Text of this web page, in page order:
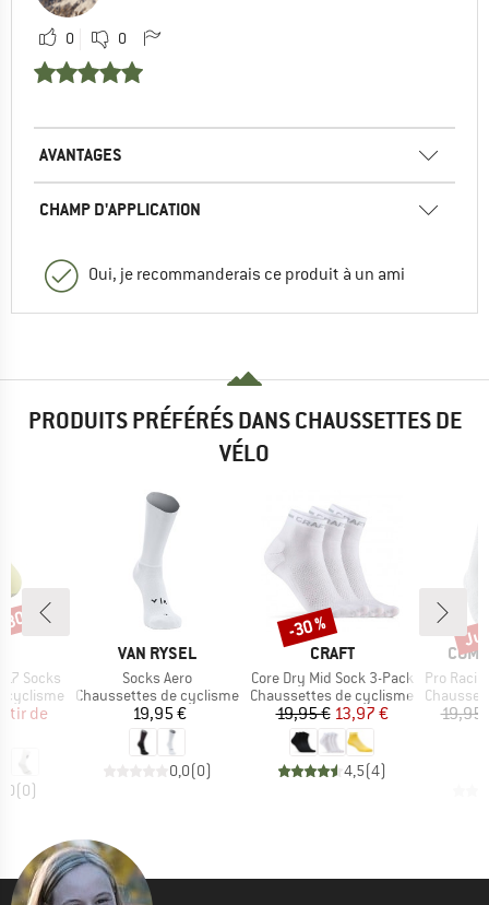
0 0
AVANTAGES
CHAMP D'APPLICATION
Oui, je recommanderais ce produit à un ami
PRODUITS PRÉFÉRÉS DANS CHAUSSETTES DE
VÉLO
Socks
cyclisme
réduit
de
(0)
%
MARQUE
VAN RYSEL
Article
Socks Aero
Product group
Chaussettes de cyclisme
Prix
19,95 €
0,0(0)
MARQUE
CRAFT
Article
Core Dry Mid Sock 3-Pack
Product group
Chaussettes de cyclisme
Prix
19,95 €Prix réduit
13,97 €
4,5(4)
Remise
-30 %
Article
Pro Racing
Product
19,95